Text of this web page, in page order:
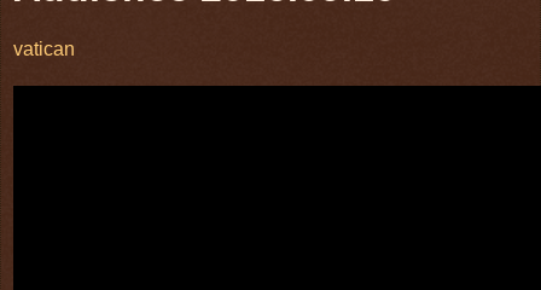
vatican